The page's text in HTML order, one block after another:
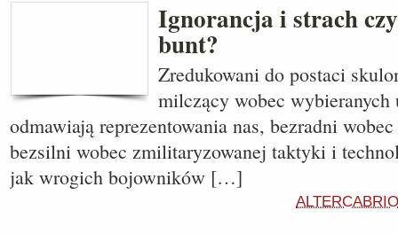
Ignorancja i strach
bunt?
Zredukowani do postaci
milczący wobec
odmawiają reprezentowania nas, bezradni
bezsilni wobec zmilitaryzowanej taktyki i
jak wrogich bojowników […]
ALTERCABRIO